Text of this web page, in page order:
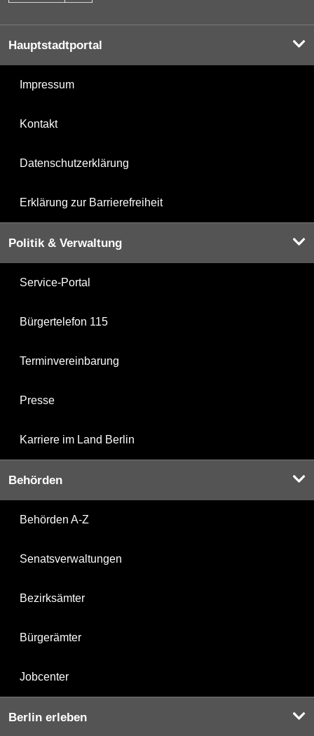
Hauptstadtportal
Impressum
Kontakt
Datenschutzerklärung
Erklärung zur Barrierefreiheit
Politik & Verwaltung
Service-Portal
Bürgertelefon 115
Terminvereinbarung
Presse
Karriere im Land Berlin
Behörden
Behörden A-Z
Senatsverwaltungen
Bezirksämter
Bürgerämter
Jobcenter
Berlin erleben